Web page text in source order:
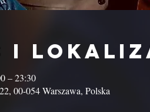
i
– 23:30
00-054 Warszawa, Polska